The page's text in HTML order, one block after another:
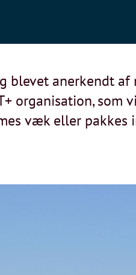
blevet anerkendt
organisation, som
væk eller pakkes